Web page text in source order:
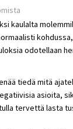
kaulalta
odotellaan
tiedä mitä
asioita,
tervettä lasta